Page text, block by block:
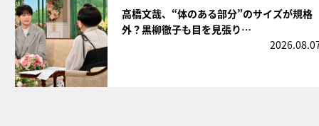
高橋文哉、“体のある部分”のサイズが規格
外？黒柳徹子も目を見張り…